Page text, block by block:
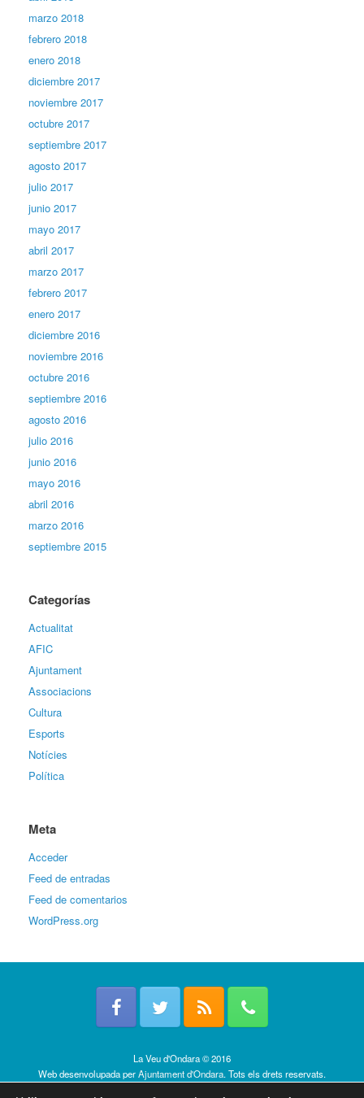
marzo 2018
febrero 2018
enero 2018
diciembre 2017
noviembre 2017
octubre 2017
septiembre 2017
agosto 2017
julio 2017
junio 2017
mayo 2017
abril 2017
marzo 2017
febrero 2017
enero 2017
diciembre 2016
noviembre 2016
octubre 2016
septiembre 2016
agosto 2016
julio 2016
junio 2016
mayo 2016
abril 2016
marzo 2016
septiembre 2015
Categorías
Actualitat
AFIC
Ajuntament
Associacions
Cultura
Esports
Notícies
Política
Meta
Acceder
Feed de entradas
Feed de comentarios
WordPress.org
La Veu d'Ondara © 2016
Web desenvolupada perAjuntament d'Ondara. Tots els drets reservats.